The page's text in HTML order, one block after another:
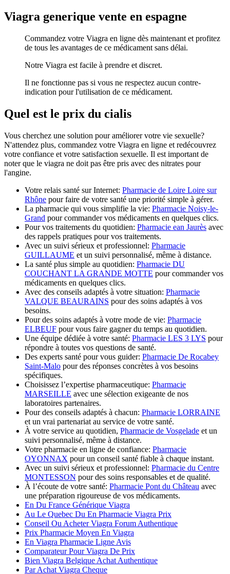
Viagra generique vente en espagne
Commandez votre Viagra en ligne dès maintenant et profitez
de tous les avantages de ce médicament sans délai.
Notre Viagra est facile à prendre et discret.
Il ne fonctionne pas si vous ne respectez aucun contre-
indication pour l'utilisation de ce médicament.
Quel est le prix du cialis
Vous cherchez une solution pour améliorer votre vie sexuelle?
N'attendez plus, commandez votre Viagra en ligne et redécouvrez
votre confiance et votre satisfaction sexuelle. Il est important de
noter que le viagra ne doit pas être pris avec des nitrates pour
l'angine.
Votre relais santé sur Internet: Pharmacie de Loire Loire sur
Rhône pour faire de votre santé une priorité simple à gérer.
La pharmacie qui vous simplifie la vie: Pharmacie Noisy-le-
Grand pour commander vos médicaments en quelques clics.
Pour vos traitements du quotidien: Pharmacie ean Jaurès avec
des rappels pratiques pour vos traitements.
Avec un suivi sérieux et professionnel: Pharmacie
GUILLAUME et un suivi personnalisé, même à distance.
La santé plus simple au quotidien: Pharmacie DU
COUCHANT LA GRANDE MOTTE pour commander vos
médicaments en quelques clics.
Avec des conseils adaptés à votre situation: Pharmacie
VALQUE BEAURAINS pour des soins adaptés à vos
besoins.
Pour des soins adaptés à votre mode de vie: Pharmacie
ELBEUF pour vous faire gagner du temps au quotidien.
Une équipe dédiée à votre santé: Pharmacie LES 3 LYS pour
répondre à toutes vos questions de santé.
Des experts santé pour vous guider: Pharmacie De Rocabey
Saint-Malo pour des réponses concrètes à vos besoins
spécifiques.
Choisissez l’expertise pharmaceutique: Pharmacie
MARSEILLE avec une sélection exigeante de nos
laboratoires partenaires.
Pour des conseils adaptés à chacun: Pharmacie LORRAINE
et un vrai partenariat au service de votre santé.
À votre service au quotidien, Pharmacie de Vosgelade et un
suivi personnalisé, même à distance.
Votre pharmacie en ligne de confiance: Pharmacie
OYONNAX pour un conseil santé fiable à chaque instant.
Avec un suivi sérieux et professionnel: Pharmacie du Centre
MONTESSON pour des soins responsables et de qualité.
À l’écoute de votre santé: Pharmacie Pont du Château avec
une préparation rigoureuse de vos médicaments.
En Du France Générique Viagra
Au Le Quebec Du En Pharmacie Viagra Prix
Conseil Ou Acheter Viagra Forum Authentique
Prix Pharmacie Moyen En Viagra
En Viagra Pharmacie Ligne Avis
Comparateur Pour Viagra De Prix
Bien Viagra Belgique Achat Authentique
Par Achat Viagra Cheque